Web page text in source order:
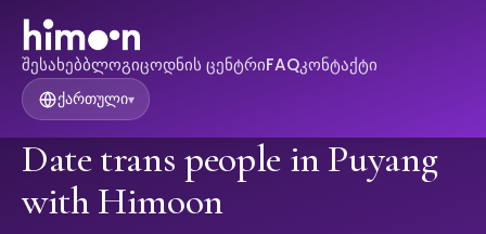
შესახებბლოგიცოდნის ცენტრიFAQკონტაქტი
ქართული▾
Date trans people in Puyang
with Himoon